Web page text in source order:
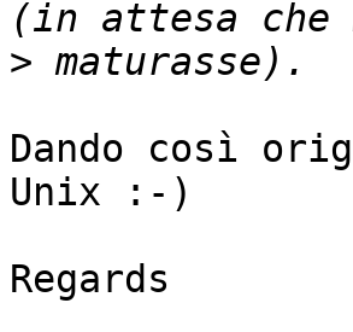
>
Dando così
Unix :-)
Regards